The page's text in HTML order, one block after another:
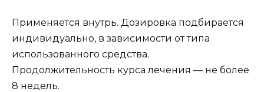
Применяется внутрь. Дозировка подбирается
индивидуально, в зависимости от типа
использованного средства.
Продолжительность курса лечения — не более
8 недель.